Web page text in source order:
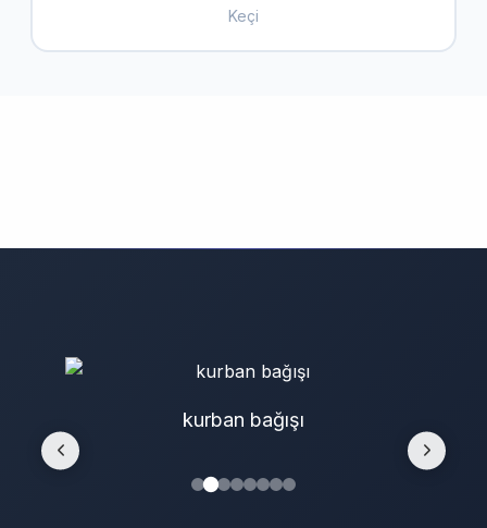
Keçi
kurban bağışı